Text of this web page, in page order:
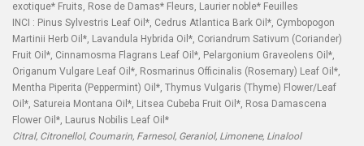
exotique* Fruits, Rose de Damas* Fleurs, Laurier noble* Feuilles
INCI : Pinus Sylvestris Leaf Oil*, Cedrus Atlantica Bark Oil*, Cymbopogon
Martinii Herb Oil*, Lavandula Hybrida Oil*, Coriandrum Sativum (Coriander)
Fruit Oil*, Cinnamosma Flagrans Leaf Oil*, Pelargonium Graveolens Oil*,
Origanum Vulgare Leaf Oil*, Rosmarinus Officinalis (Rosemary) Leaf Oil*,
Mentha Piperita (Peppermint) Oil*, Thymus Vulgaris (Thyme) Flower/Leaf
Oil*, Satureia Montana Oil*, Litsea Cubeba Fruit Oil*, Rosa Damascena
Flower Oil*, Laurus Nobilis Leaf Oil*
Citral, Citronellol, Coumarin, Farnesol, Geraniol, Limonene, Linalool